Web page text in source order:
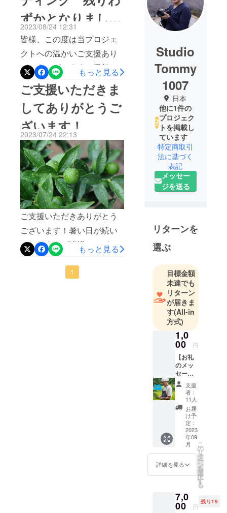
ずかとなりまし
た！
2023/08/24 12:31
皆様、この度は当プロジェ
クトへの温かいご支援あり
がとうございます！最初は
「みんな応援してくださる
かな・・・」と不安は大き
かったのですが、いざプロ
ジェクトが始まると皆様の
温かいご支援や応援のメッ
セージをいただくことがで
き、大変うれしく思うとと
もに、心からの感謝の気持
ちが込み上げてまいりまし
た。本当にありがとうござ
います。まもなくプロジェ
クト終了でございますが、
目標まであと少し・・・と
いうところまで来ました！
もしよろしけれんば皆様の
もっと見る
ご支援いただきま
してありがとうご
ざいます！
2023/07/24 22:13
ご支援いただきありがとう
ございます！暑い日が続い
ておりますが皆様いかがお
過ごしでしょうか？熱中症
など十分にご注意くださ
もっと見る
1
Studio
Tommy
1007
日本
他に1件の
プロジェク
トを掲載し
ています
特定商取引
法に基づく
表記
メッセー
ジを送る
リターンを
選ぶ
目標金額
未達でも
リターン
が届きま
す(All-in
方式)
1,0
00 円
【お礼
のメッ
セー
ジ】 感
謝の気
持ちを
メール
にてお
送りさ
せてい
ただき
ます！
支援
者：
11人
お届
け予
定：
2023
年09
月
詳細を見る
こ
の
リ
タ
ー
ン
を
選
択
す
る
7,0
00 円
残り19